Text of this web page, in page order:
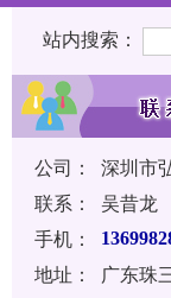
站内搜索：
公司：
深圳市
联系：
吴昔龙
手机：
地址：
广东珠